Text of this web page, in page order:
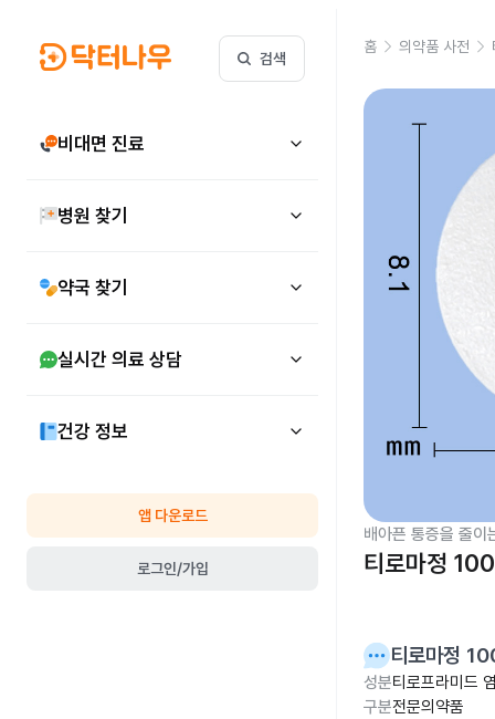
검색
비대면 진료
병원 찾기
약국 찾기
실시간 의료 상담
건강 정보
앱 다운로드
로그인/가입
홈 의약품 사전
배아픈 통증을 줄이
티로마정
티로마정
성분티로프라미드
구분전문의약품